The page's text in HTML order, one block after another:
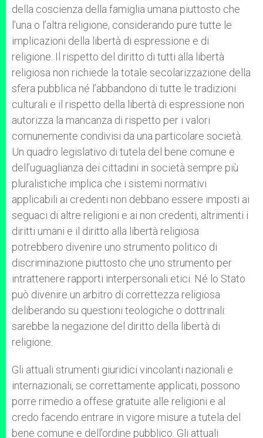
della coscienza della famiglia umana piuttosto che
l’una o l’altra religione, considerando pure tutte le
implicazioni della libertà di espressione e di
religione. Il rispetto del diritto di tutti alla libertà
religiosa non richiede la totale secolarizzazione della
sfera pubblica né l’abbandono di tutte le tradizioni
culturali e il rispetto della libertà di espressione non
autorizza la mancanza di rispetto per i valori
comunemente condivisi da una particolare società.
Un quadro legislativo di tutela del bene comune e
dell’uguaglianza dei cittadini in società sempre più
pluralistiche implica che i sistemi normativi
applicabili ai credenti non debbano essere imposti ai
seguaci di altre religioni e ai non credenti, altrimenti i
diritti umani e il diritto alla libertà religiosa
potrebbero divenire uno strumento politico di
discriminazione piuttosto che uno strumento per
intrattenere rapporti interpersonali etici. Né lo Stato
può divenire un arbitro di correttezza religiosa
deliberando su questioni teologiche o dottrinali:
sarebbe la negazione del diritto della libertà di
religione.
Gli attuali strumenti giuridici vincolanti nazionali e
internazionali, se correttamente applicati, possono
porre rimedio a offese gratuite alle religioni e al
credo facendo entrare in vigore misure a tutela del
bene comune e dell’ordine pubblico. Gli attuali